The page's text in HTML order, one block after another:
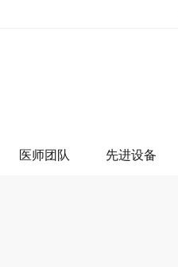
医师团队 先进设备